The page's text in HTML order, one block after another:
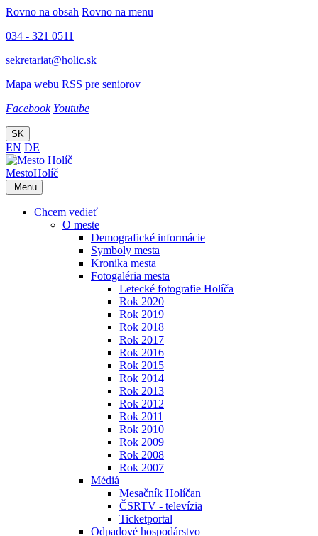
Rovno na obsah Rovno na menu
034 - 321 0511
sekretariat@holic.sk
Mapa webu RSS pre seniorov
Facebook Youtube
SK
EN DE
MestoHolíč
Menu
Chcem vedieť
O meste
Demografické informácie
Symboly mesta
Kronika mesta
Fotogaléria mesta
Letecké fotografie Holíča
Rok 2020
Rok 2019
Rok 2018
Rok 2017
Rok 2016
Rok 2015
Rok 2014
Rok 2013
Rok 2012
Rok 2011
Rok 2010
Rok 2009
Rok 2008
Rok 2007
Médiá
Mesačník Holíčan
ČSRTV - televízia
Ticketportal
Odpadové hospodárstvo